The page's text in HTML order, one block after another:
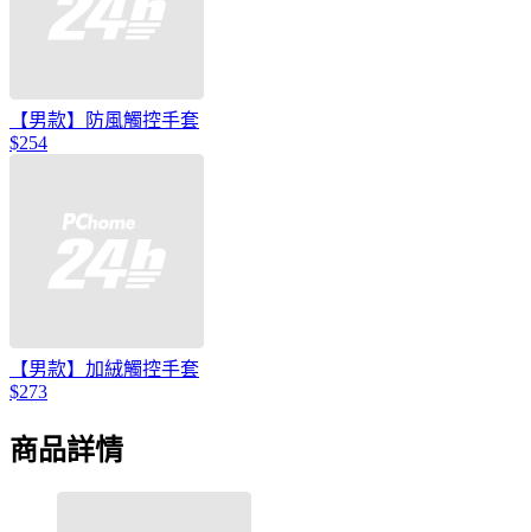
【男款】防風觸控手套
$254
【男款】加絨觸控手套
$273
商品詳情